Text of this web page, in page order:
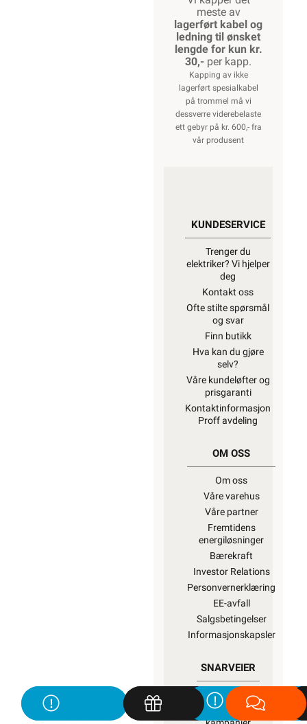
meste av
lagerført kabel og
ledning til ønsket
lengde for kun kr.
30,- per kapp.
Kapping av ikke
lagerført spesialkabel
på trommel må vi
dessverre viderebelaste
ett gebyr på kr. 600,- fra
vår produsent
KUNDESERVICE
Trenger du
elektriker? Vi hjelper
deg
Kontakt oss
Ofte stilte spørsmål
og svar
Finn butikk
Hva kan du gjøre
selv?
Våre kundeløfter og
prisgaranti
Kontaktinformasjon
Proff avdeling
OM OSS
Om oss
Våre varehus
Våre partner
Fremtidens
energiløsninger
Bærekraft
Investor Relations
Personvernerklæring
EE-avfall
Salgsbetingelser
Informasjonskapsler
SNARVEIER
Min side
Ukens